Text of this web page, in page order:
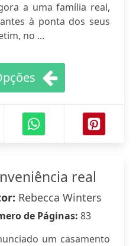
a uma família real,
à ponta dos seus
no ...
real
Rebecca Winters
de Páginas: 83
um casamento